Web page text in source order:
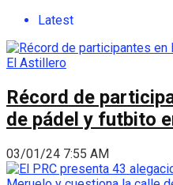
Latest
Récord de
de pádel y futbito
03/01/24 7:55 AM